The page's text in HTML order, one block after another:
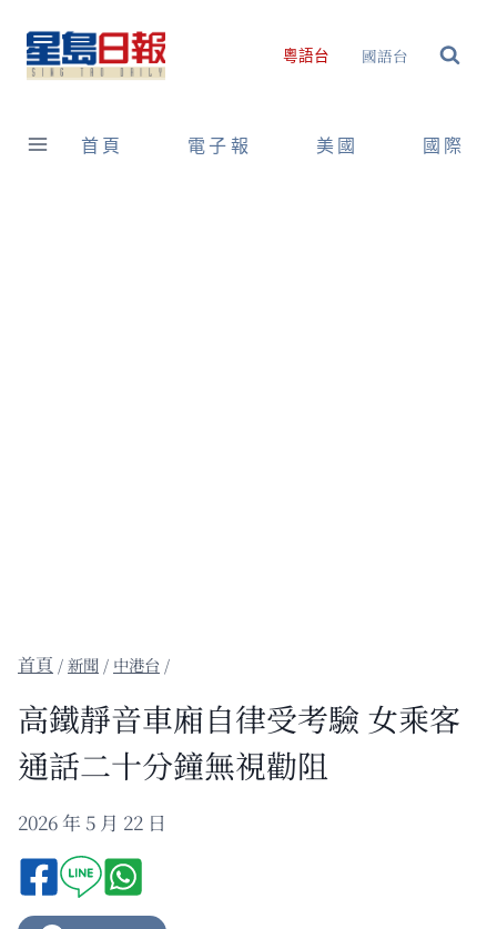
content
粵語台 國語台
首頁 電子報 美國 國際
/新聞 / 中港台 /
高鐵靜音車廂自律受考驗 女乘客
通話二十分鐘無視勸阻
2026 年 5 月 22 日